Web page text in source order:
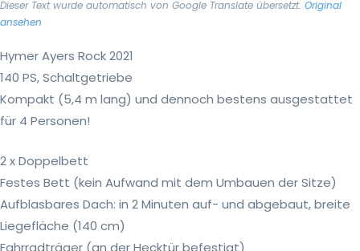
Dieser Text wurde automatisch von Google Translate übersetzt. Original
ansehen
Hymer Ayers Rock 2021
140 PS, Schaltgetriebe
Kompakt (5,4 m lang) und dennoch bestens ausgestattet
für 4 Personen!
2 x Doppelbett
Festes Bett (kein Aufwand mit dem Umbauen der Sitze)
Aufblasbares Dach: in 2 Minuten auf- und abgebaut, breite
Liegefläche (140 cm)
Fahrradträger (an der Hecktür befestigt)